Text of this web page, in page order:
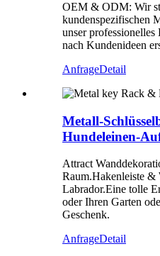
OEM & ODM: Wir
kundenspezifischen
unser
nach Kundenideen
AnfrageDetail
Metall-
Hundeleinen-
Attract
Raum.Hakenleiste &
Labrador.Eine tolle
oder Ihren Garten
Geschenk.
AnfrageDetail